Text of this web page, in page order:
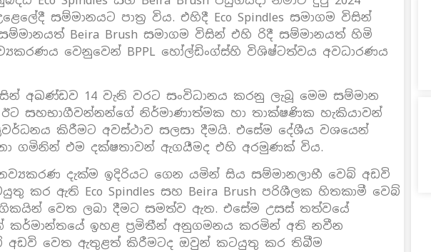
සම්මානයට පාත්‍ර විය. එහිදී Eco Spindles සමාගම විසින්
Beira Brush සමාගම විසින් එහි රිදී සම්මානයත් හිමි
වෙනුවෙන් BPPL හෝල්ඩිංග්ස්හි විශිෂ්ටත්වය අවධාරණය
විසින් අඛණ්ඩව 14 වැනි වරට සංවිධානය කරනු ලැබූ මෙම සම්මාන
සහභාගීවන්නන්ගේ නිර්මාණාත්මක හා තාක්ෂණික හැකියාවන්
කිරීමට අවස්ථාව සලසා දීමයි. එසේම දේශීය වශයෙන්
ගමිනින් එම දක්ෂතාවන් ඇගයීමද එහි අරමුණක් විය.
දැක්ම ඉදිරියට ගෙන යමින් සිය සම්මානලාභී වෙබ් අඩවි
කර ඇති Eco Spindles සහ Beira Brush පරිශීලක හිතකාමී වෙබ්
වෙත ලබා දීමට සමත්ව ඇත. එසේම උසස් තත්වයේ
ඉහළ ප්‍රමිතීන් අනුගමනය කරමින් අති නවීන
අඩවි වෙත ඇතුළත් කිරීමටද ඔවුන් කටයුතු කර තිබීම